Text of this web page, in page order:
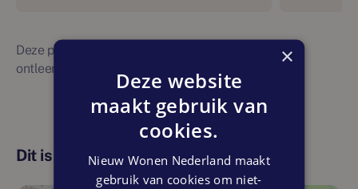
Deze planning is indicatief. Er kunnen geen rechten
ontleend worden aan bovenstaande planning
Dit is de locatie
×
Deze website
maakt gebruik van
cookies.
Nieuw Wonen Nederland maakt
gebruik van cookies om niet-